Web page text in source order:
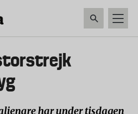
har under tisdagen